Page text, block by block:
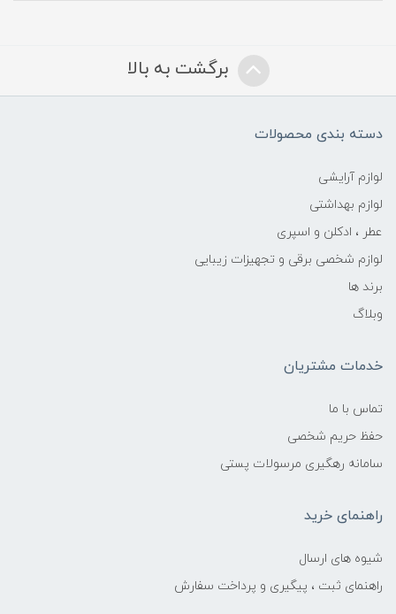
برگشت به بالا
دسته بندی محصولات
لوازم آرایشی
لوازم بهداشتی
عطر ، ادکلن و اسپری
لوازم شخصی برقی و تجهیزات زیبایی
برند ها
وبلاگ
خدمات مشتریان
تماس با ما
حفظ حریم شخصی
سامانه رهگیری مرسولات پستی
راهنمای خرید
شیوه های ارسال
راهنمای ثبت ، پیگیری و پرداخت سفارش